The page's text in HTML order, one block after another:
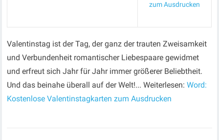
zum Ausdrucken
Valentinstag ist der Tag, der ganz der trauten Zweisamkeit
und Verbundenheit romantischer Liebespaare gewidmet
und erfreut sich Jahr für Jahr immer größerer Beliebtheit.
Und das beinahe überall auf der Welt!... Weiterlesen:Word:
Kostenlose Valentinstagkarten zum Ausdrucken